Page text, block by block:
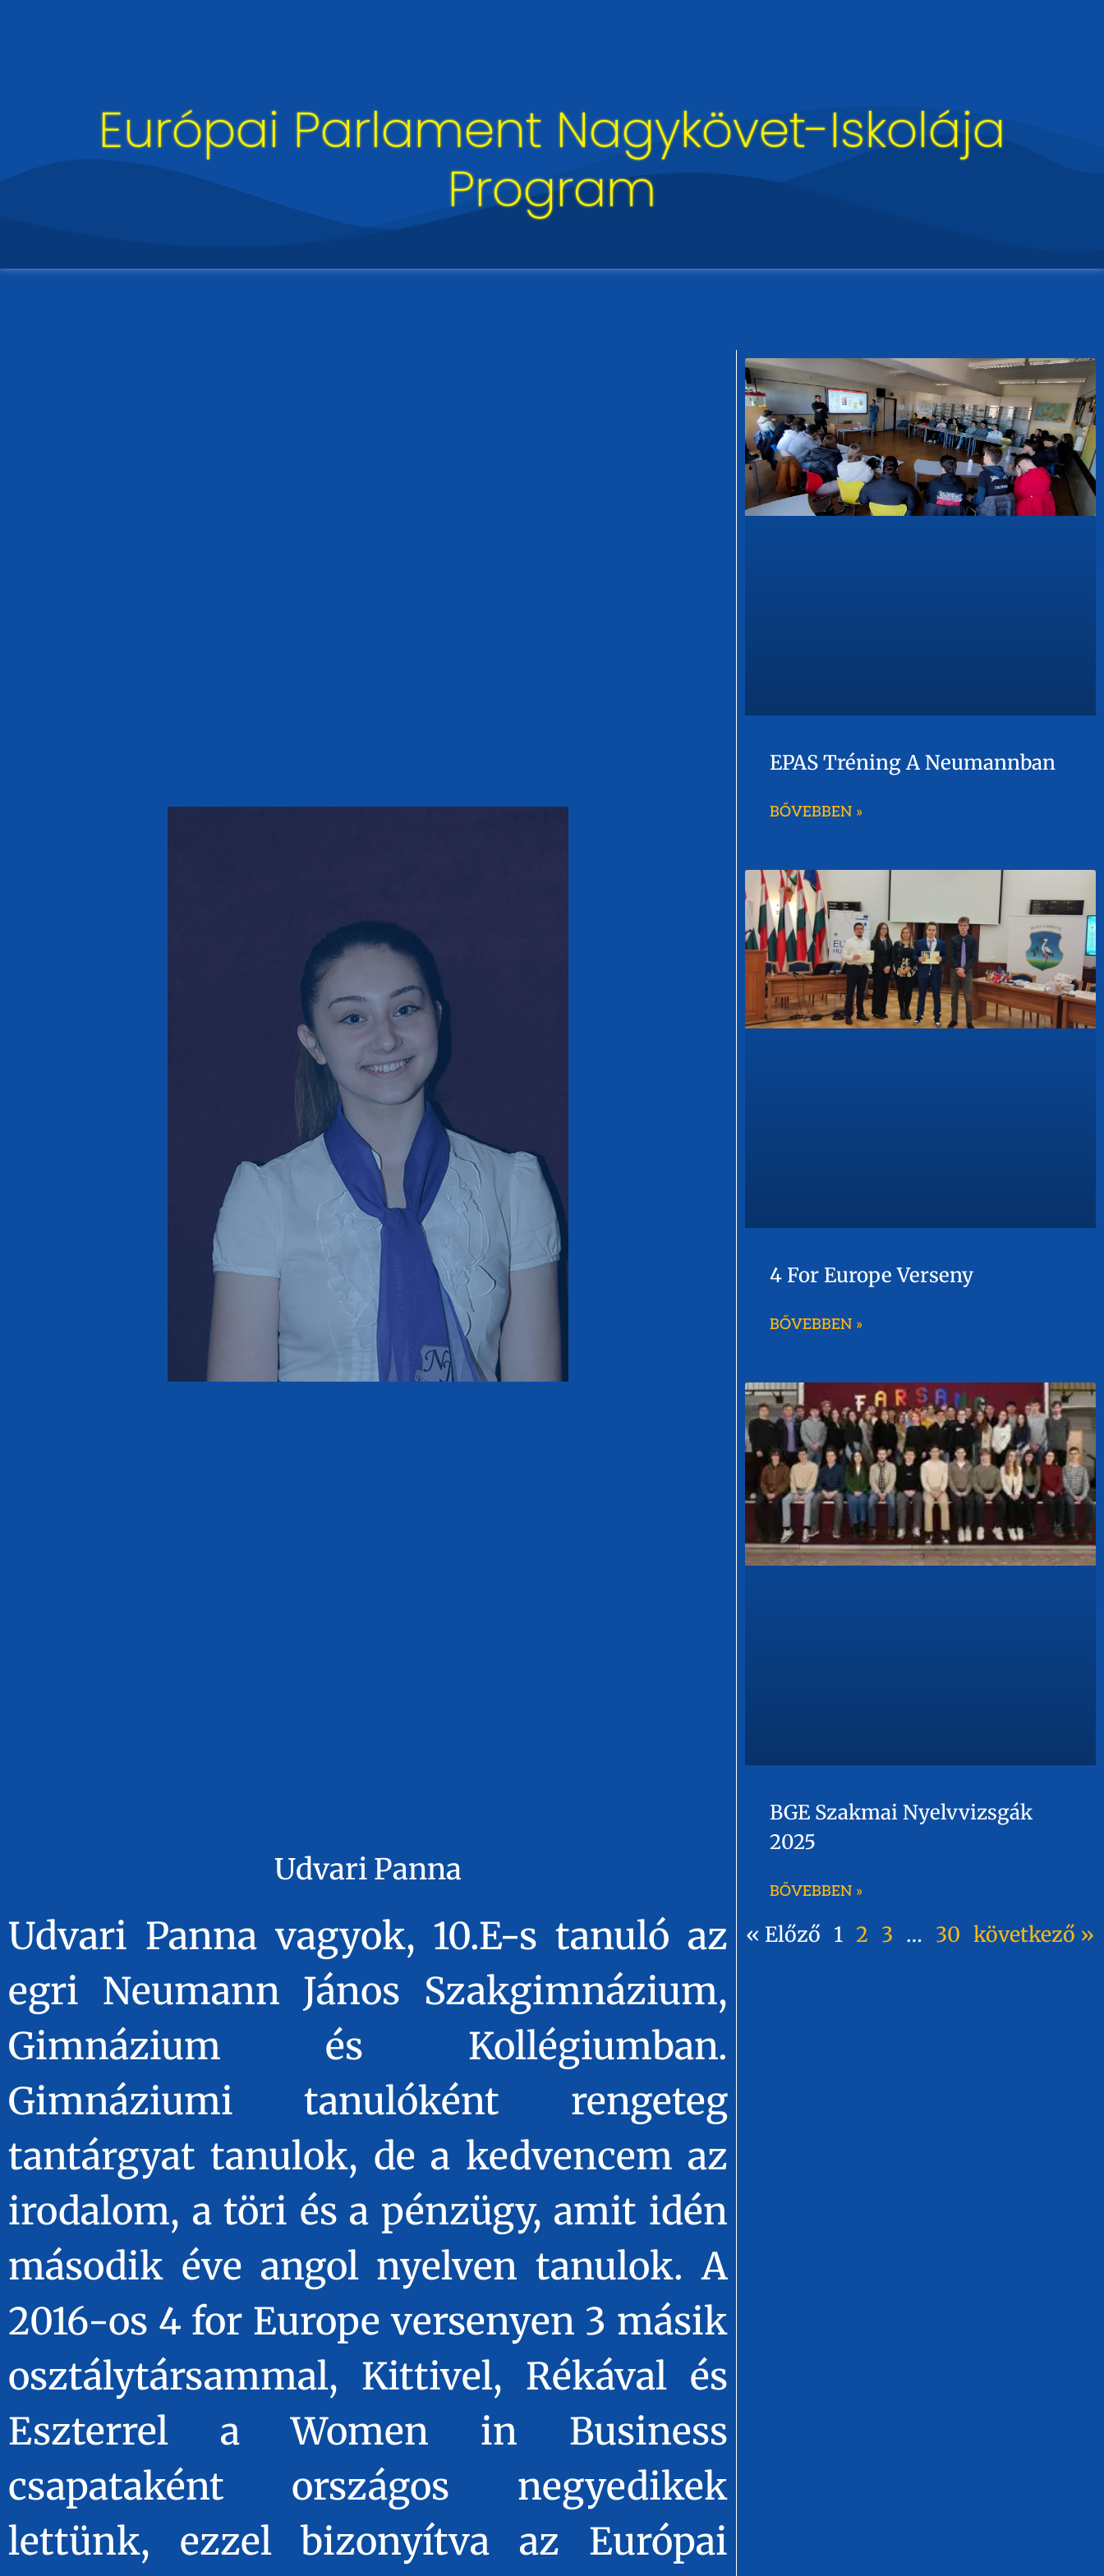
Európai Parlament Nagykövet-Iskolája
Program
Udvari Panna
Udvari Panna vagyok, 10.E-s tanuló az
egri Neumann János Szakgimnázium,
Gimnázium és Kollégiumban.
Gimnáziumi tanulóként rengeteg
tantárgyat tanulok, de a kedvencem az
irodalom, a töri és a pénzügy, amit idén
második éve angol nyelven tanulok. A
2016-os 4 for Europe versenyen 3 másik
osztálytársammal, Kittivel, Rékával és
Eszterrel a Women in Business
csapataként országos negyedikek
lettünk, ezzel bizonyítva az Európai
EPAS Tréning A Neumannban
BŐVEBBEN »
4 For Europe Verseny
BŐVEBBEN »
BGE Szakmai Nyelvvizsgák
2025
BŐVEBBEN »
« Előző 1 2 3 … 30 következő »